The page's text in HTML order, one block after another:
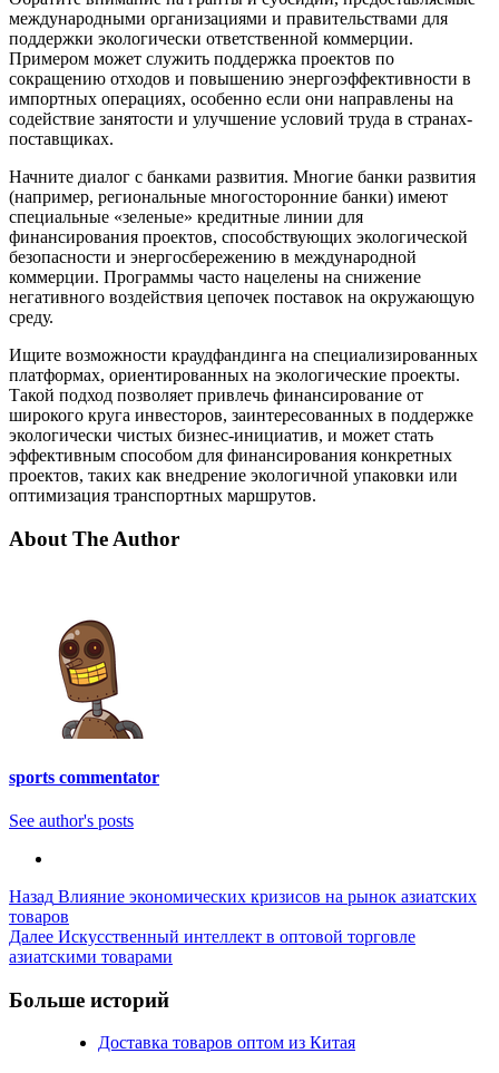
международными организациями и правительствами для
поддержки экологически ответственной коммерции.
Примером может служить поддержка проектов по
сокращению отходов и повышению энергоэффективности в
импортных операциях, особенно если они направлены на
содействие занятости и улучшение условий труда в странах-
поставщиках.
Начните диалог с банками развития. Многие банки развития
(например, региональные многосторонние банки) имеют
специальные «зеленые» кредитные линии для
финансирования проектов, способствующих экологической
безопасности и энергосбережению в международной
коммерции. Программы часто нацелены на снижение
негативного воздействия цепочек поставок на окружающую
среду.
Ищите возможности краудфандинга на специализированных
платформах, ориентированных на экологические проекты.
Такой подход позволяет привлечь финансирование от
широкого круга инвесторов, заинтересованных в поддержке
экологически чистых бизнес-инициатив, и может стать
эффективным способом для финансирования конкретных
проектов, таких как внедрение экологичной упаковки или
оптимизация транспортных маршрутов.
About The Author
sports commentator
See author's posts
Post
Navigation
Назад Влияние экономических кризисов на рынок азиатских
товаров
Далее Искусственный интеллект в оптовой торговле
азиатскими товарами
Больше историй
Доставка товаров оптом из Китая